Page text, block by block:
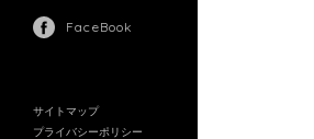
FaceBook
サイトマップ
プライバシーポリシー